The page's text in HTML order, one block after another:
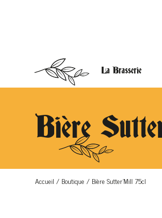
La Brasserie
Bière
Accueil / Boutique / Bière Sutter’Mill 75cl